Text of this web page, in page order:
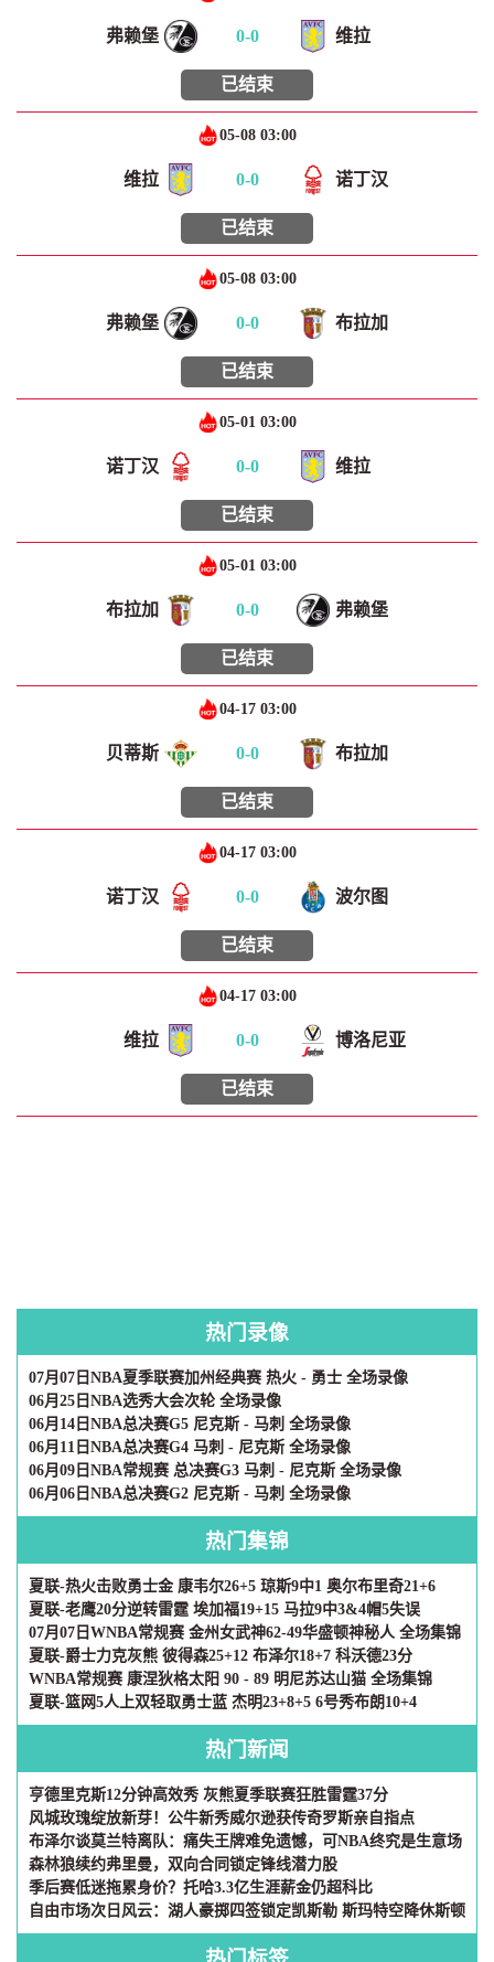
弗赖堡 0-0 维拉
已结束
05-08 03:00
维拉 0-0 诺丁汉
已结束
05-08 03:00
弗赖堡 0-0 布拉加
已结束
05-01 03:00
诺丁汉 0-0 维拉
已结束
05-01 03:00
布拉加 0-0 弗赖堡
已结束
04-17 03:00
贝蒂斯 0-0 布拉加
已结束
04-17 03:00
诺丁汉 0-0 波尔图
已结束
04-17 03:00
维拉 0-0 博洛尼亚
已结束
热门录像
07月07日NBA夏季联赛加州经典赛 热火 - 勇士 全场录像
06月25日NBA选秀大会次轮 全场录像
06月14日NBA总决赛G5 尼克斯 - 马刺 全场录像
06月11日NBA总决赛G4 马刺 - 尼克斯 全场录像
06月09日NBA常规赛 总决赛G3 马刺 - 尼克斯 全场录像
06月06日NBA总决赛G2 尼克斯 - 马刺 全场录像
热门集锦
夏联-热火击败勇士金 康韦尔26+5 琼斯9中1 奥尔布里奇21+6
夏联-老鹰20分逆转雷霆 埃加福19+15 马拉9中3&4帽5失误
07月07日WNBA常规赛 金州女武神62-49华盛顿神秘人 全场集锦
夏联-爵士力克灰熊 彼得森25+12 布泽尔18+7 科沃德23分
WNBA常规赛 康涅狄格太阳 90 - 89 明尼苏达山猫 全场集锦
夏联-篮网5人上双轻取勇士蓝 杰明23+8+5 6号秀布朗10+4
热门新闻
亨德里克斯12分钟高效秀 灰熊夏季联赛狂胜雷霆37分
风城玫瑰绽放新芽！公牛新秀威尔逊获传奇罗斯亲自指点
布泽尔谈莫兰特离队：痛失王牌难免遗憾，可NBA终究是生意场
森林狼续约弗里曼，双向合同锁定锋线潜力股
季后赛低迷拖累身价？托哈3.3亿生涯薪金仍超科比
自由市场次日风云：湖人豪掷四签锁定凯斯勒 斯玛特空降休斯顿